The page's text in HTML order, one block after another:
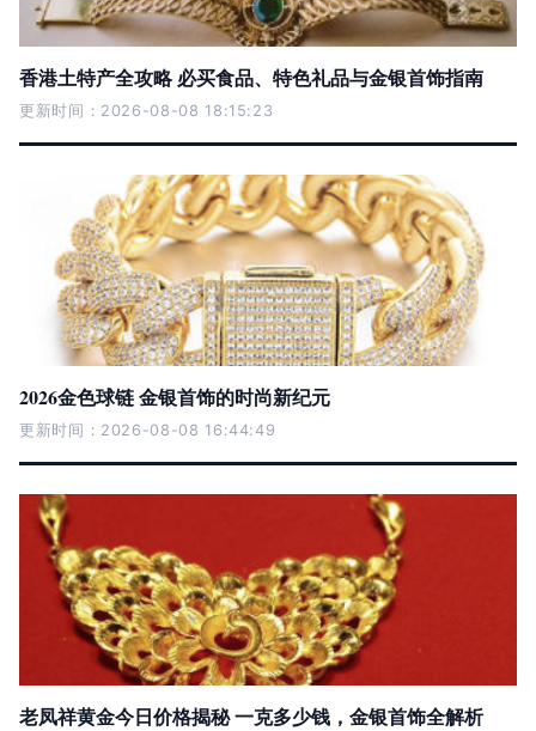
香港土特产全攻略 必买食品、特色礼品与金银首饰指南
更新时间：2026-08-08 18:15:23
2026金色球链 金银首饰的时尚新纪元
更新时间：2026-08-08 16:44:49
老凤祥黄金今日价格揭秘 一克多少钱，金银首饰全解析